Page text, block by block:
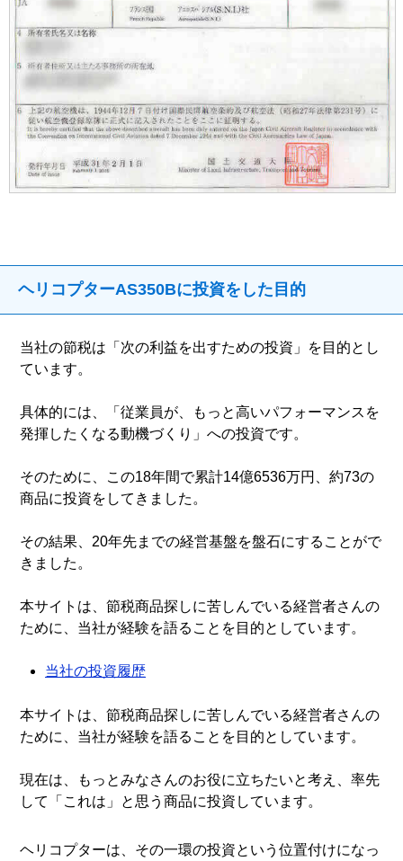
ヘリコプターAS350Bに投資をした目的
当社の節税は「次の利益を出すための投資」を目的とし
ています。
具体的には、「従業員が、もっと高いパフォーマンスを
発揮したくなる動機づくり」への投資です。
そのために、この18年間で累計14億6536万円、約73の
商品に投資をしてきました。
その結果、20年先までの経営基盤を盤石にすることがで
きました。
本サイトは、節税商品探しに苦しんでいる経営者さんの
ために、当社が経験を語ることを目的としています。
当社の投資履歴
本サイトは、節税商品探しに苦しんでいる経営者さんの
ために、当社が経験を語ることを目的としています。
現在は、もっとみなさんのお役に立ちたいと考え、率先
して「これは」と思う商品に投資しています。
ヘリコプターは、その一環の投資という位置付けになっ